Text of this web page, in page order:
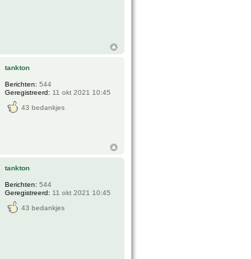
tankton
Berichten: 544
Geregistreerd: 11 okt 2021 10:45
43 bedankjes
tankton
Berichten: 544
Geregistreerd: 11 okt 2021 10:45
43 bedankjes